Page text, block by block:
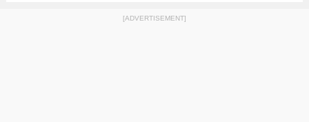
[ADVERTISEMENT]